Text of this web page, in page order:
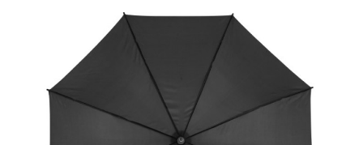
Minimale afname: 13